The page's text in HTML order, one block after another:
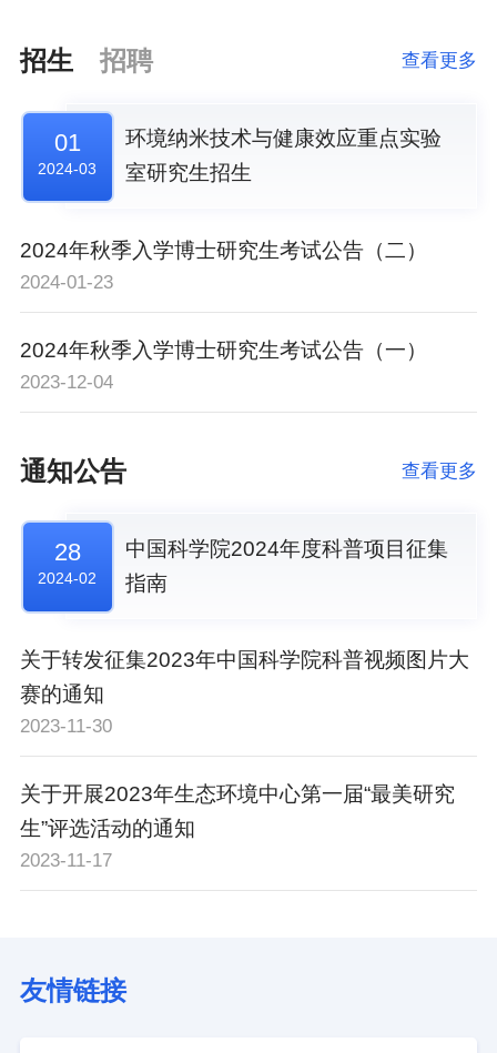
招生 招聘 查看更多
01
2024-03
环境纳米技术与健康效应重点实验
室研究生招生
2024年秋季入学博士研究生考试公告（二）
2024-01-23
2024年秋季入学博士研究生考试公告（一）
2023-12-04
通知公告 查看更多
28
2024-02
中国科学院2024年度科普项目征集
指南
关于转发征集2023年中国科学院科普视频图片大
赛的通知
2023-11-30
关于开展2023年生态环境中心第一届“最美研究
生”评选活动的通知
2023-11-17
友情链接